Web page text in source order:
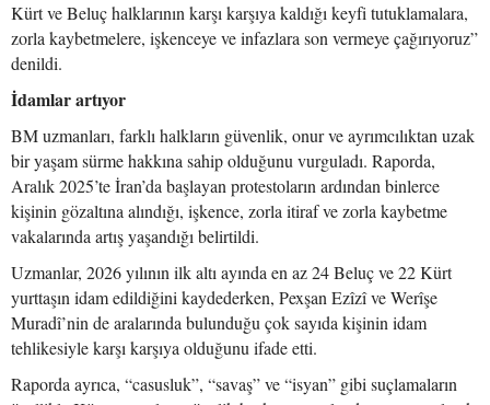
Kürt ve Beluç halklarının karşı karşıya kaldığı keyfi tutuklamalara,
zorla kaybetmelere, işkenceye ve infazlara son vermeye çağırıyoruz”
denildi.
İdamlar artıyor
BM uzmanları, farklı halkların güvenlik, onur ve ayrımcılıktan uzak
bir yaşam sürme hakkına sahip olduğunu vurguladı. Raporda,
Aralık 2025’te İran’da başlayan protestoların ardından binlerce
kişinin gözaltına alındığı, işkence, zorla itiraf ve zorla kaybetme
vakalarında artış yaşandığı belirtildi.
Uzmanlar, 2026 yılının ilk altı ayında en az 24 Beluç ve 22 Kürt
yurttaşın idam edildiğini kaydederken, Pexşan Ezîzî ve Werîşe
Muradî’nin de aralarında bulunduğu çok sayıda kişinin idam
tehlikesiyle karşı karşıya olduğunu ifade etti.
Raporda ayrıca, “casusluk”, “savaş” ve “isyan” gibi suçlamaların